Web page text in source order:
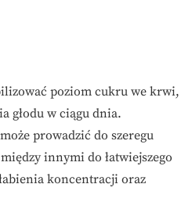
poziom cukru we krwi,
głodu w ciągu dnia.
prowadzić do szeregu
innymi do łatwiejszego
koncentracji oraz